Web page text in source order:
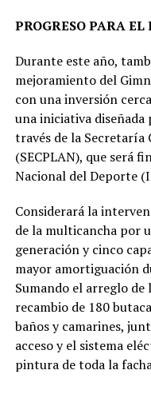
PROGRESOPARA EL
Durante este año,
mejoramiento del
con una inversión
una iniciativa
través de la Secretaría
(SECPLAN), que será
Nacional del Deporte
Considerará la
de la multicancha por
generación y cinco
mayor amortiguación
Sumando el arreglo de
recambio de 180
baños y camarines,
acceso y el sistema
pintura de toda la